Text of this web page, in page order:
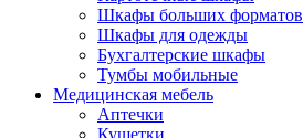
Шкафы больших форматов
Шкафы для одежды
Бухгалтерские шкафы
Тумбы мобильные
Медицинская мебель
Аптечки
Кушетки